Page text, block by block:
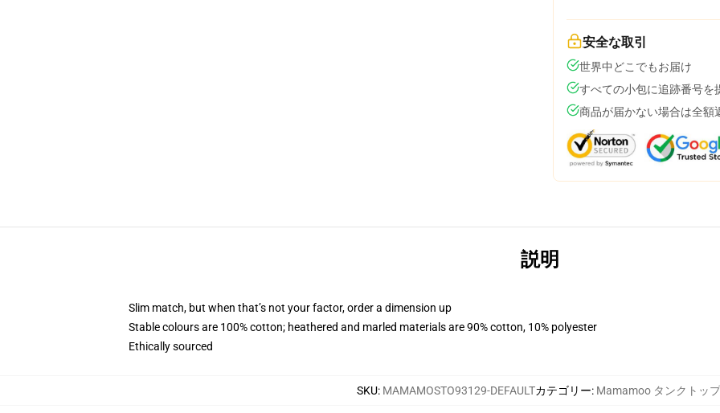
安全な取引
世界中どこでもお届け
すべての小包に追跡番号を
商品が届かない場合は全額
説明
Slim match, but when that’s not your factor, order a dimension up
Stable colours are 100% cotton; heathered and marled materials are 90% cotton, 10% polyester
Ethically sourced
SKU: MAMAMOSTO93129-DEFAULTカテゴリー: Mamamoo タンクトップ